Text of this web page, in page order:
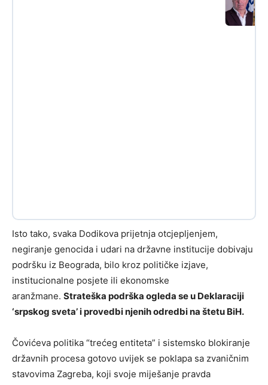
Isto tako, svaka Dodikova prijetnja otcjepljenjem,
negiranje genocida i udari na državne institucije dobivaju
podršku iz Beograda, bilo kroz političke izjave,
institucionalne posjete ili ekonomske
aranžmane. Strateška podrška ogleda se u Deklaraciji
‘srpskog sveta’ i provedbi njenih odredbi na štetu BiH.
Čovićeva politika “trećeg entiteta” i sistemsko blokiranje
državnih procesa gotovo uvijek se poklapa sa zvaničnim
stavovima Zagreba, koji svoje miješanje pravda